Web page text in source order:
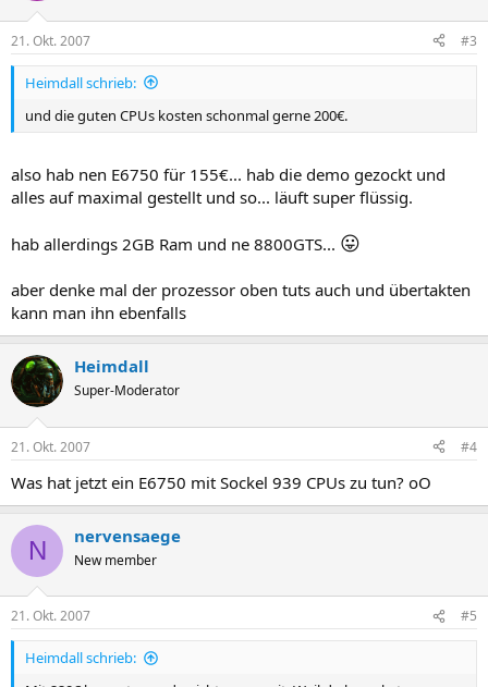
21. Okt. 2007 #3
Heimdall schrieb:
und die guten CPUs kosten schonmal gerne 200€.
also hab nen E6750 für 155€... hab die demo gezockt und
alles auf maximal gestellt und so... läuft super flüssig.
hab allerdings 2GB Ram und ne 8800GTS... 😛
aber denke mal der prozessor oben tuts auch und übertakten
kann man ihn ebenfalls
Heimdall
Super-Moderator
21. Okt. 2007 #4
Was hat jetzt ein E6750 mit Sockel 939 CPUs zu tun? oO
N nervensaege
New member
21. Okt. 2007 #5
Heimdall schrieb: